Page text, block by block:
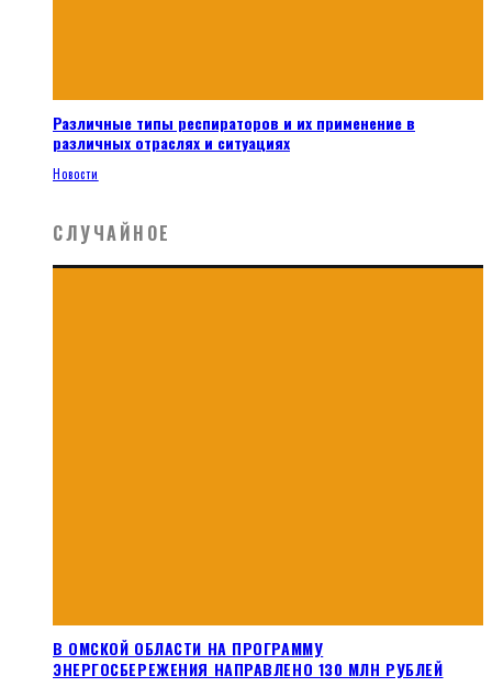
Различные типы респираторов и их применение в
различных отраслях и ситуациях
Новости
СЛУЧАЙНОЕ
В ОМСКОЙ ОБЛАСТИ НА ПРОГРАММУ
ЭНЕРГОСБЕРЕЖЕНИЯ НАПРАВЛЕНО 130 МЛН РУБЛЕЙ